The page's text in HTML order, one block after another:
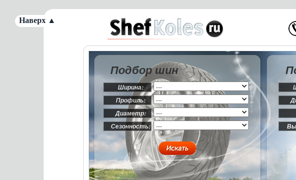
Подбор шин
Ширина:
Профиль:
Диаметр:
Сезонность:
Наверх ▲